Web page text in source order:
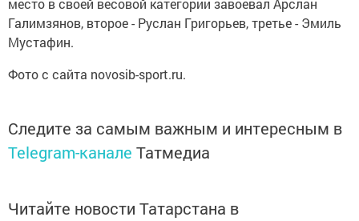
место в своей весовой категории завоевал Арслан
Галимзянов, второе - Руслан Григорьев, третье - Эмиль
Мустафин.
Фото с сайта novosib-sport.ru.
Следите за самым важным и интересным в
Telegram-канале Татмедиа
Читайте новости Татарстана в